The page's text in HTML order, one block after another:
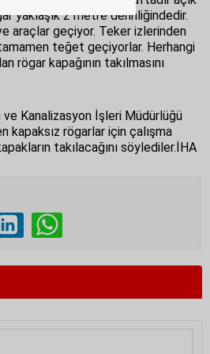
yaklaşık 2 metre derinliğindedir.
araçlar geçiyor. Teker izlerinden
tamamen teğet geçiyorlar. Herhangi
rögar kapağının takılmasını
Kanalizasyon İşleri Müdürlüğü
rögarlar için çalışma
takılacağını söylediler.İHA